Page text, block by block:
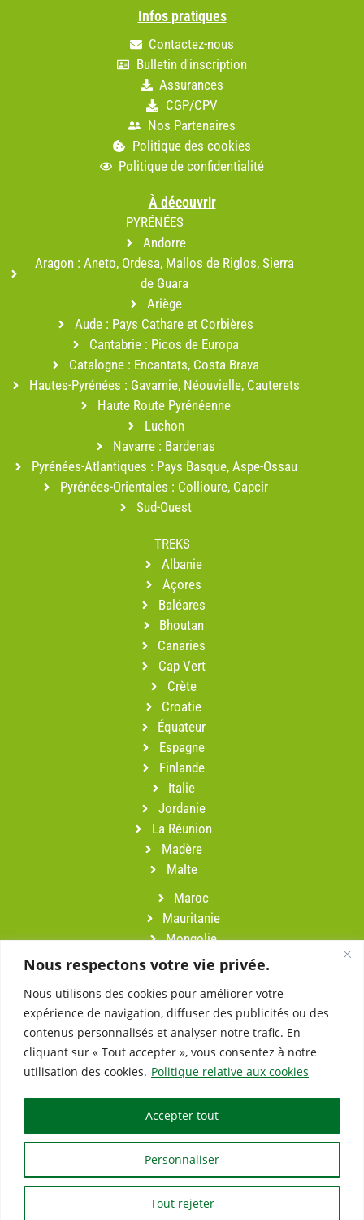
Nous respectons votre vie privée.
Nous utilisons des cookies pour améliorer votre
expérience de navigation, diffuser des publicités ou des
contenus personnalisés et analyser notre trafic. En
cliquant sur « Tout accepter », vous consentez à notre
utilisation des cookies. Politique relative aux cookies
Personnaliser
Tout rejeter
Accepter tout
Infos pratiques
Contactez-nous
Bulletin d'inscription
Assurances
CGP/CPV
Nos Partenaires
Politique des cookies
Politique de confidentialité
À découvrir
PYRÉNÉES
Andorre
Aragon : Aneto, Ordesa, Mallos de Riglos, Sierra
de Guara
Ariège
Aude : Pays Cathare et Corbières
Cantabrie : Picos de Europa
Catalogne : Encantats, Costa Brava
Hautes-Pyrénées : Gavarnie, Néouvielle, Cauterets
Haute Route Pyrénéenne
Luchon
Navarre : Bardenas
Pyrénées-Atlantiques : Pays Basque, Aspe-Ossau
Pyrénées-Orientales : Collioure, Capcir
Sud-Ouest
TREKS
Albanie
Açores
Baléares
Bhoutan
Canaries
Cap Vert
Crète
Croatie
Équateur
Espagne
Finlande
Italie
Jordanie
La Réunion
Madère
Malte
Maroc
Mauritanie
Mongolie
Namibie
Oman
Pérou
Portugal
Sardaigne
Slovénie
Suisse
Turquie
Vietnam